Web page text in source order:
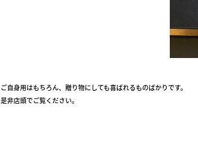
ご自身用はもちろん、贈り物にしても喜ばれるものばかりです。
是非店頭でご覧ください。